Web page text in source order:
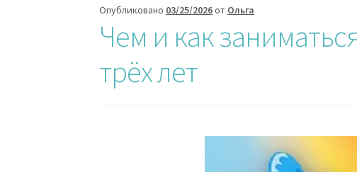
Опубликовано 03/25/2026от Ольга
Чем и как
трёх лет